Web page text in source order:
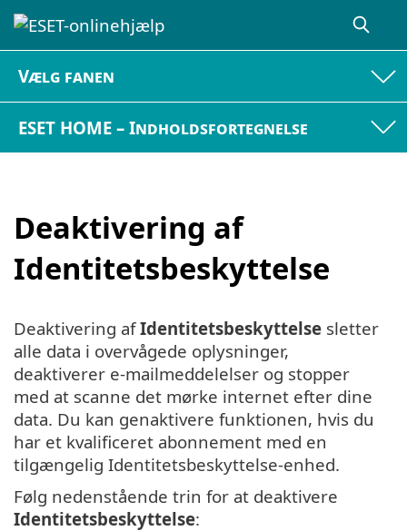
Vælg fanen
ESET HOME – Indholdsfortegnelse
Deaktivering af
Identitetsbeskyttelse
Deaktivering afIdentitetsbeskyttelse sletter
alle data i overvågede oplysninger,
deaktiverer e-mailmeddelelser og stopper
med at scanne det mørke internet efter dine
data. Du kan genaktivere funktionen, hvis du
har et kvalificeret abonnement med en
tilgængelig Identitetsbeskyttelse-enhed.
Følg nedenstående trin for at deaktivere
Identitetsbeskyttelse: